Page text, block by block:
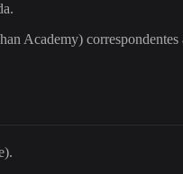
Academy) correspondentes